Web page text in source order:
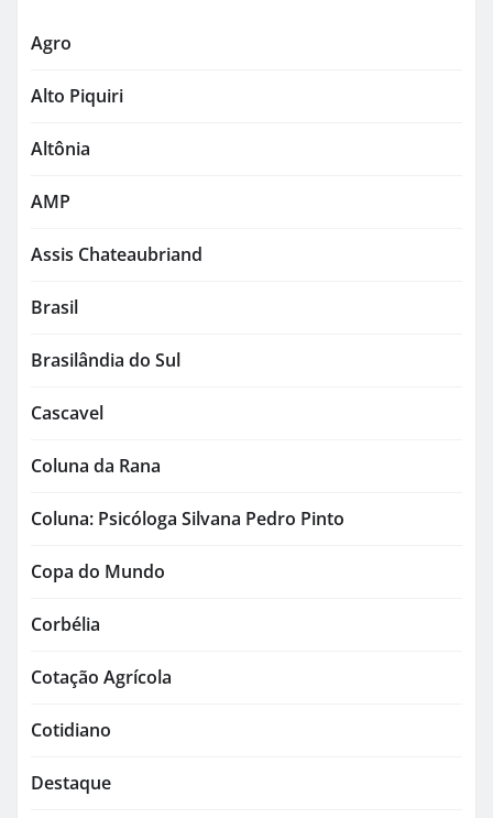
Agro
Alto Piquiri
Altônia
AMP
Assis Chateaubriand
Brasil
Brasilândia do Sul
Cascavel
Coluna da Rana
Coluna: Psicóloga Silvana Pedro Pinto
Copa do Mundo
Corbélia
Cotação Agrícola
Cotidiano
Destaque